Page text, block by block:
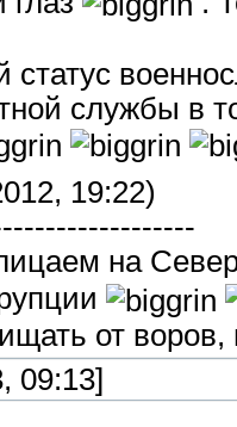
службы в
19:22)
на
от
09:13]